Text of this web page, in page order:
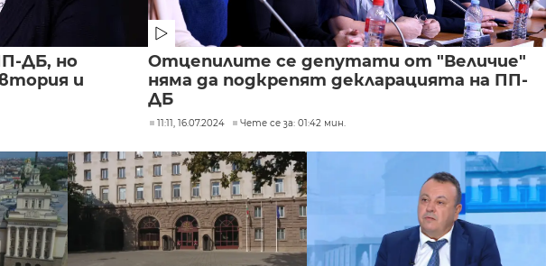
ДБ, но
и
Отцепилите се депутати от "Величие"
няма да подкрепят декларацията на ПП-
ДБ
11:11, 16.07.2024 Чете се за: 01:42 мин.